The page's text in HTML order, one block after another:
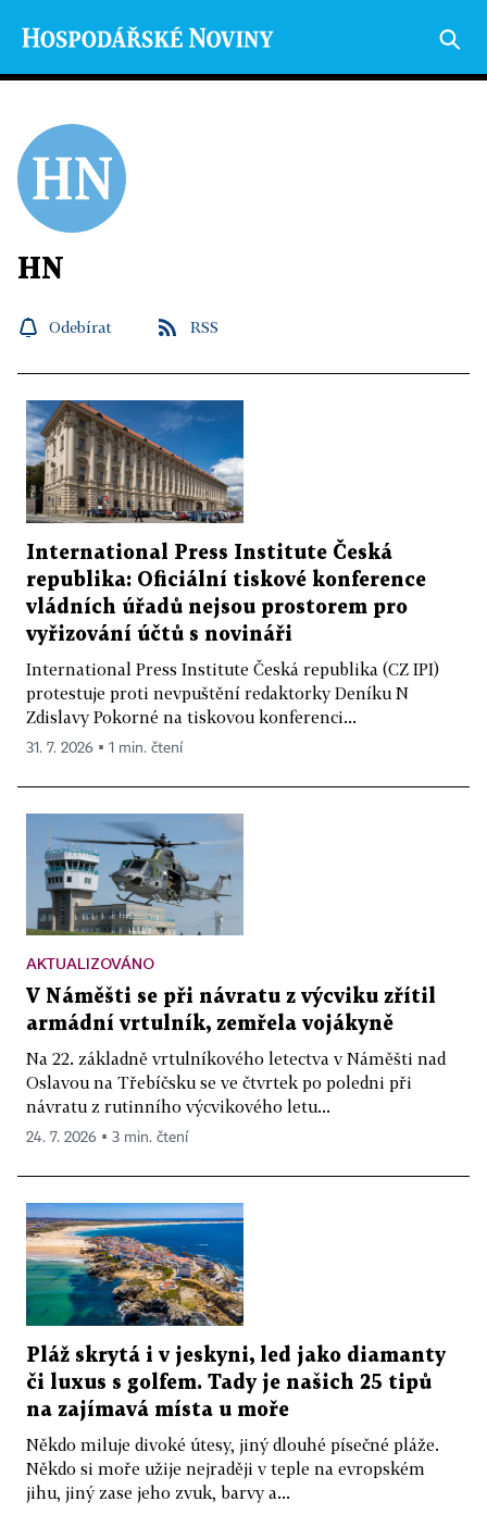
HN
Odebírat RSS
International Press Institute Česká
republika: Oficiální tiskové konference
vládních úřadů nejsou prostorem pro
vyřizování účtů s novináři
International Press Institute Česká republika (CZ IPI)
protestuje proti nevpuštění redaktorky Deníku N
Zdislavy Pokorné na tiskovou konferenci...
31. 7. 2026 ▪ 1 min. čtení
AKTUALIZOVÁNO
V Náměšti se při návratu z výcviku zřítil
armádní vrtulník, zemřela vojákyně
Na 22. základně vrtulníkového letectva v Náměšti nad
Oslavou na Třebíčsku se ve čtvrtek po poledni při
návratu z rutinního výcvikového letu...
24. 7. 2026 ▪ 3 min. čtení
Pláž skrytá i v jeskyni, led jako diamanty
či luxus s golfem. Tady je našich 25 tipů
na zajímavá místa u moře
Někdo miluje divoké útesy, jiný dlouhé písečné pláže.
Někdo si moře užije nejraději v teple na evropském
jihu, jiný zase jeho zvuk, barvy a...